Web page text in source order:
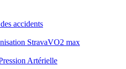
accidents
StravaVO2 max
Artérielle